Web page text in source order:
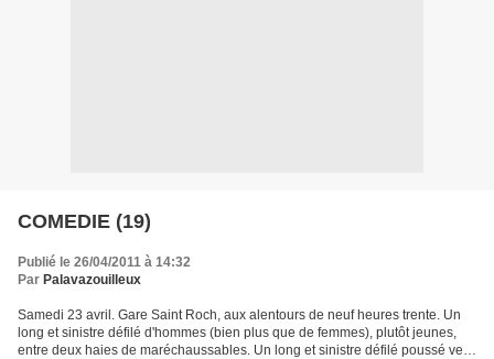
COMEDIE (19)
Publié le 26/04/2011 à 14:32
Par Palavazouilleux
Samedi 23 avril. Gare Saint Roch, aux alentours de neuf heures trente. Un
long et sinistre défilé d'hommes (bien plus que de femmes), plutôt jeunes,
entre deux haies de maréchaussables. Un long et sinistre défilé poussé vers